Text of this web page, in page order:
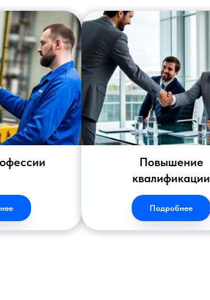
Повышение
квалификации
Подробнее